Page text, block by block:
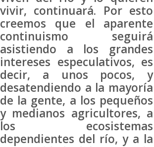
vivir, continuará. Por esto
creemos que el aparente
continuismo seguirá
asistiendo a los grandes
intereses especulativos, es
decir, a unos pocos, y
desatendiendo a la mayoría
de la gente, a los pequeños
y medianos agricultores, a
los ecosistemas
dependientes del río, y a la